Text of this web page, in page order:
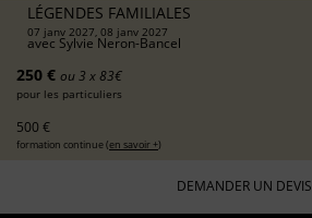
LÉGENDES FAMILIALES
07 janv 2027, 08 janv 2027
avec Sylvie Neron-Bancel
250 € ou 3 x 83€
pour les particuliers
500 €
formation continue (en savoir +)
DEMANDER UN DEVIS